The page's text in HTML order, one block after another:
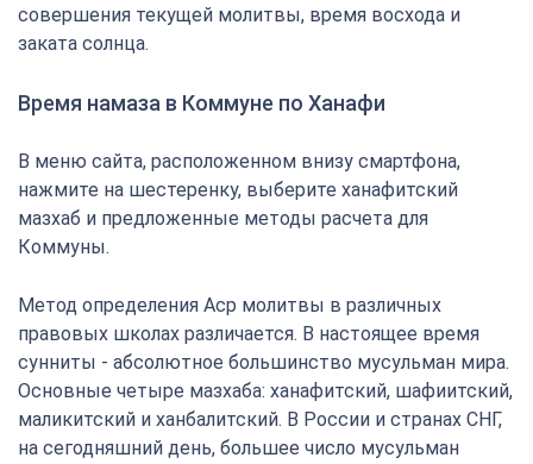
совершения текущей молитвы, время восхода и
заката солнца.
Время намаза в Коммуне по Ханафи
В меню сайта, расположенном внизу смартфона,
нажмите на шестеренку, выберите ханафитский
мазхаб и предложенные методы расчета для
Коммуны.
Метод определения Аср молитвы в различных
правовых школах различается. В настоящее время
сунниты - абсолютное большинство мусульман мира.
Основные четыре мазхаба: ханафитский, шафиитский,
маликитский и ханбалитский. В России и странах СНГ,
на сегодняшний день, большее число мусульман